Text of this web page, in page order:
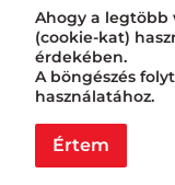
Ahogy a legtöbb
(cookie-kat)
érdekében.
A böngészés
használatához.
Értem